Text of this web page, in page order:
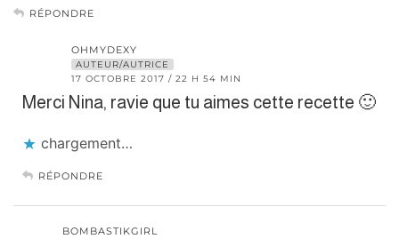
RÉPONDRE
OHMYDEXY
AUTEUR/AUTRICE
17 OCTOBRE 2017 / 22 H 54 MIN
Merci Nina, ravie que tu aimes cette recette 🙂
chargement…
RÉPONDRE
BOMBASTIKGIRL